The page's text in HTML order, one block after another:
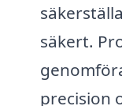
säkert.
precision